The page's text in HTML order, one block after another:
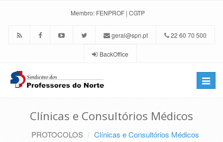
Membro: FENPROF | CGTP
geral@spn.pt 22 60 70 500
BackOffice
Toggle
Clínicas e Consultórios Médicos
PROTOCOLOS Clínicas e Consultórios Médicos